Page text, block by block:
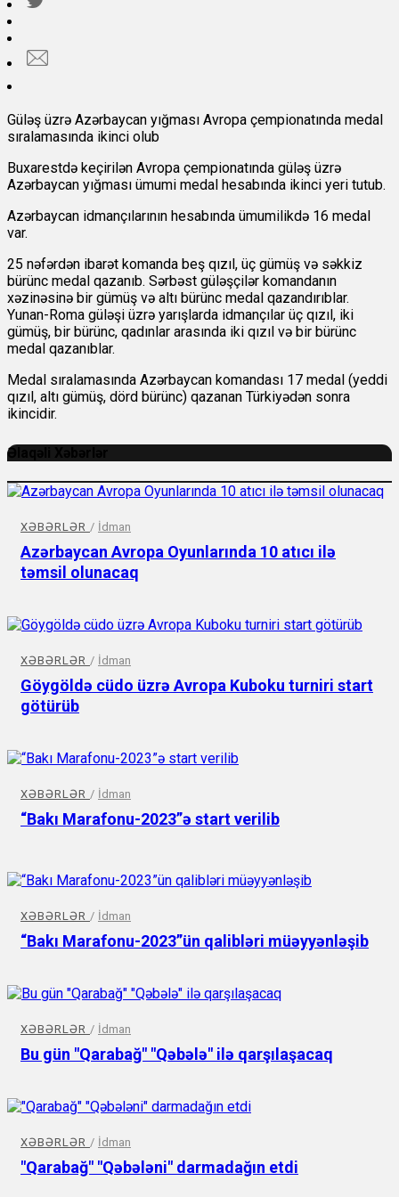
Güləş üzrə Azərbaycan yığması Avropa çempionatında medal
sıralamasında ikinci olub
Buxarestdə keçirilən Avropa çempionatında güləş üzrə
Azərbaycan yığması ümumi medal hesabında ikinci yeri tutub.
Azərbaycan idmançılarının hesabında ümumilikdə 16 medal
var.
25 nəfərdən ibarət komanda beş qızıl, üç gümüş və səkkiz
bürünc medal qazanıb. Sərbəst güləşçilər komandanın
xəzinəsinə bir gümüş və altı bürünc medal qazandırıblar.
Yunan-Roma güləşi üzrə yarışlarda idmançılar üç qızıl, iki
gümüş, bir bürünc, qadınlar arasında iki qızıl və bir bürünc
medal qazanıblar.
Medal sıralamasında Azərbaycan komandası 17 medal (yeddi
qızıl, altı gümüş, dörd bürünc) qazanan Türkiyədən sonra
ikincidir.
Əlaqəli Xəbərlər
XƏBƏRLƏR / İdman
Azərbaycan Avropa Oyunlarında 10 atıcı ilə
təmsil olunacaq
XƏBƏRLƏR / İdman
Göygöldə cüdo üzrə Avropa Kuboku turniri start
götürüb
XƏBƏRLƏR / İdman
“Bakı Marafonu-2023”ə start verilib
XƏBƏRLƏR / İdman
“Bakı Marafonu-2023”ün qalibləri müəyyənləşib
XƏBƏRLƏR / İdman
Bu gün "Qarabağ" "Qəbələ" ilə qarşılaşacaq
XƏBƏRLƏR / İdman
"Qarabağ" "Qəbələni" darmadağın etdi